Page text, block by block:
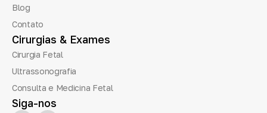
Blog
Contato
Cirurgias & Exames
Cirurgia Fetal
Ultrassonografia
Consulta e Medicina Fetal
Siga-nos